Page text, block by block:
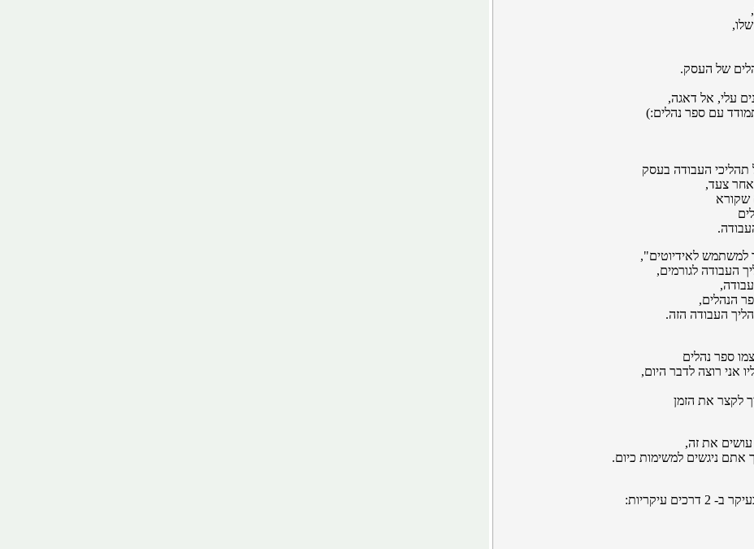
של העסק.
עלי, אל דאגה,
עם ספר נהלים:)
העבודה בעסק
אחר צעד,
למשתמש לאידיוטים",
העבודה לגורמים,
הנהלים,
העבודה הזה.
ספר נהלים
אני רוצה לדבר היום,
לקצר את הזמן
את זה,
אתם ניגשים למשימות כיום.
עיקריות: